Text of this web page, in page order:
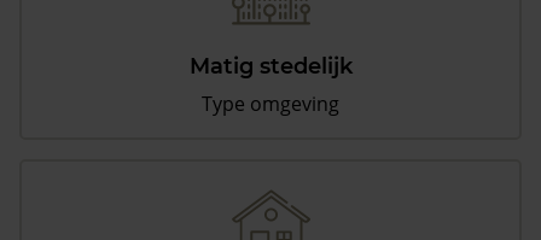
Matig stedelijk
Type omgeving